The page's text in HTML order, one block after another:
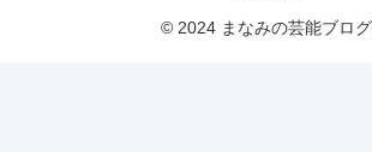
© 2024 まなみの芸能ブロ